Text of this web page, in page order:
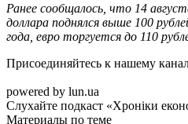
Ранее сообщалось, что 14
доллара поднялся выше 100
года, евро торгуется до 110
Присоединяйтесь к нашему
powered by lun.ua
Слухайте подкаст «Хроніки
Материалы по теме